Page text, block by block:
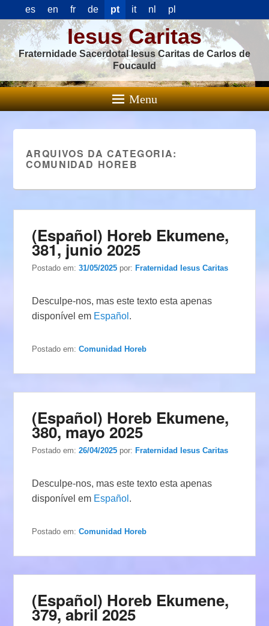
es en fr de pt it nl pl
Iesus Caritas
Fraternidade Sacerdotal Iesus Caritas de Carlos de
Foucauld
Menu
ARQUIVOS DA CATEGORIA:
COMUNIDAD HOREB
(Español) Horeb Ekumene,
381, junio 2025
Postado em:31/05/2025 por: Fraternidad Iesus Caritas
Desculpe-nos, mas este texto esta apenas
disponível em Español .
Postado em: Comunidad Horeb
(Español) Horeb Ekumene,
380, mayo 2025
Postado em:26/04/2025 por:Fraternidad Iesus Caritas
Desculpe-nos, mas este texto esta apenas
disponível em Español .
Postado em: Comunidad Horeb
(Español) Horeb Ekumene,
379, abril 2025